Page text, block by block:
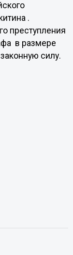
.
преступления
в размере
силу.